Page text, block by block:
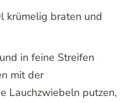
krümelig braten und
in feine Streifen
mit der
Lauchzwiebeln putzen,